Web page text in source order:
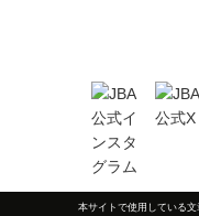
本サイトで使用している文